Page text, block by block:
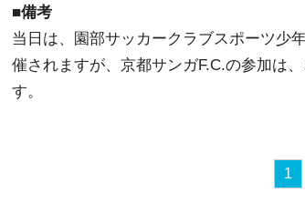
■備考
当日は、園部サッカークラブスポーツ少
催されますが、京都サンガF.C.の参加は
す。
1